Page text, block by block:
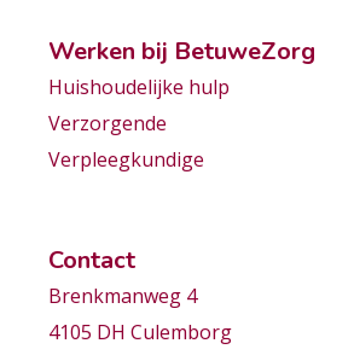
Werken bij BetuweZorg
Huishoudelijke hulp
Verzorgende
Verpleegkundige
Contact
Brenkmanweg 4
4105 DH Culemborg